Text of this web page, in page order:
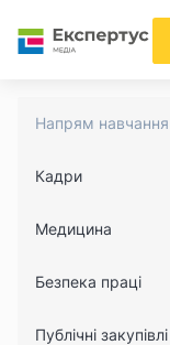
Напрям навчання
Кадри
Медицина
Безпека праці
Публічні закупівлі